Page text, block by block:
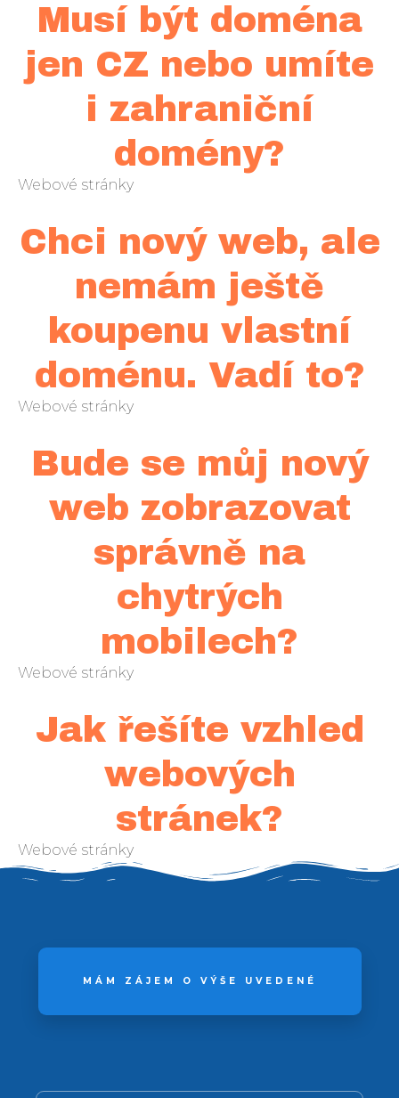
Musí být doména
jen CZ nebo umíte
i zahraniční
domény?
Webové stránky
Chci nový web, ale
nemám ještě
koupenu vlastní
doménu. Vadí to?
Webové stránky
Bude se můj nový
web zobrazovat
správně na
chytrých
mobilech?
Webové stránky
Jak řešíte vzhled
webových
stránek?
Webové stránky
MÁM ZÁJEM O VÝŠE UVEDENÉ